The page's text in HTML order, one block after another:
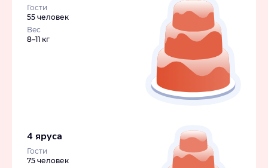
Гости
55 человек
Вес
8–11 кг
4 яруса
Гости
75 человек